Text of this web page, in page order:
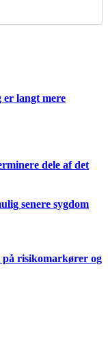
langt mere
dele af det
senere sygdom
risikomarkører og